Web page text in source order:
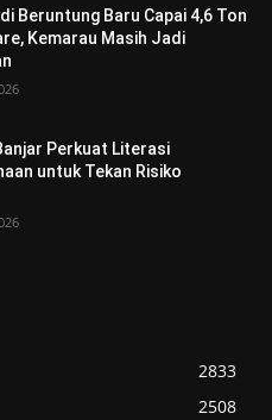
Beruntung Baru Capai 4,6 Ton
Kemarau Masih Jadi
Perkuat Literasi
untuk Tekan Risiko
2833
2508